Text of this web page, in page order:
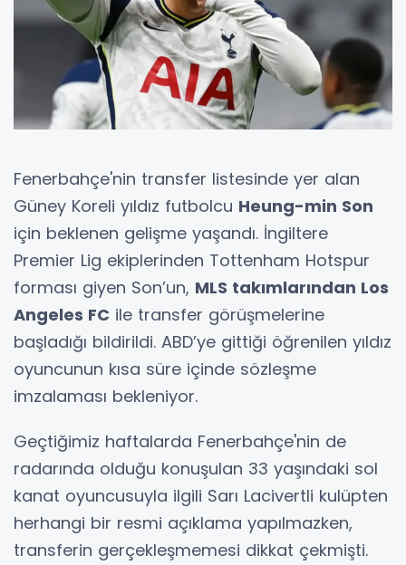
Fenerbahçe'nin transfer listesinde yer alan
Güney Koreli yıldız futbolcu Heung-min Son
için beklenen gelişme yaşandı. İngiltere
Premier Lig ekiplerinden Tottenham Hotspur
forması giyen Son’un, MLS takımlarından Los
Angeles FC ile transfer görüşmelerine
başladığı bildirildi. ABD’ye gittiği öğrenilen yıldız
oyuncunun kısa süre içinde sözleşme
imzalaması bekleniyor.
Geçtiğimiz haftalarda Fenerbahçe'nin de
radarında olduğu konuşulan 33 yaşındaki sol
kanat oyuncusuyla ilgili Sarı Lacivertli kulüpten
herhangi bir resmi açıklama yapılmazken,
transferin gerçekleşmemesi dikkat çekmişti.